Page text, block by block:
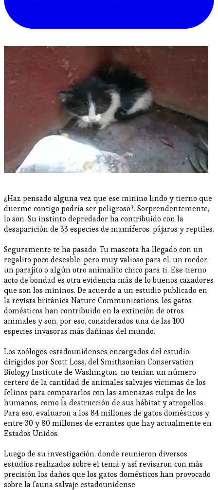
¿Haz pensado alguna vez que ese minino lindo y tierno que
duerme contigo podría ser peligroso?. Sorprendentemente,
lo son. Su instinto depredador ha contribuido con la
desaparición de 33 especies de mamíferos, pájaros y reptiles.
Seguramente te ha pasado. Tu mascota ha llegado con un
regalito poco deseable, pero muy valioso para el, un roedor,
un parajito o algún otro animalito chico para ti. Ese tierno
acto de bondad es otra evidencia más de lo buenos cazadores
que son los mininos. De acuerdo a un estudio publicado en
la revista británica Nature Communications, los gatos
domésticos han contribuido en la extinción de otros
animales y son, por eso, considerados una de las 100
especies invasoras más dañinas del mundo.
Los zoólogos estadounidenses encargados del estudio,
dirigidos por Scott Loss, del Smithsonian Conservation
Biology Institute de Washington, no tenían un número
certero de la cantidad de animales salvajes víctimas de los
felinos para compararlos con las amenazas culpa de los
humanos, como la destrucción de sus hábitat y atropellos.
Para eso, evaluaron a los 84 millones de gatos domésticos y
entre 30 y 80 millones de errantes que hay actualmente en
Estados Unidos.
Luego de su investigación, donde reunieron diversos
estudios realizados sobre el tema y así revisaron con más
precisión los daños que los gatos domésticos han provocado
sobre la fauna salvaje estadounidense.